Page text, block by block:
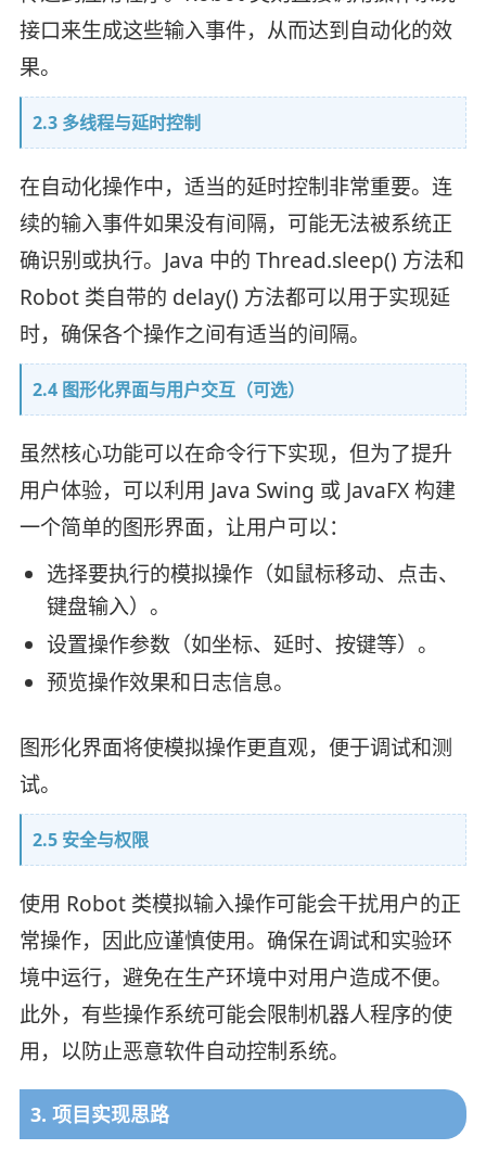
接口来生成这些输入事件，从而达到自动化的效
果。
2.3 多线程与延时控制
在自动化操作中，适当的延时控制非常重要。连
续的输入事件如果没有间隔，可能无法被系统正
确识别或执行。Java 中的 Thread.sleep() 方法和
Robot 类自带的 delay() 方法都可以用于实现延
时，确保各个操作之间有适当的间隔。
2.4 图形化界面与用户交互（可选）
虽然核心功能可以在命令行下实现，但为了提升
用户体验，可以利用 Java Swing 或 JavaFX 构建
一个简单的图形界面，让用户可以：
选择要执行的模拟操作（如鼠标移动、点击、
键盘输入）。
设置操作参数（如坐标、延时、按键等）。
预览操作效果和日志信息。
图形化界面将使模拟操作更直观，便于调试和测
试。
2.5 安全与权限
使用 Robot 类模拟输入操作可能会干扰用户的正
常操作，因此应谨慎使用。确保在调试和实验环
境中运行，避免在生产环境中对用户造成不便。
此外，有些操作系统可能会限制机器人程序的使
用，以防止恶意软件自动控制系统。
3. 项目实现思路